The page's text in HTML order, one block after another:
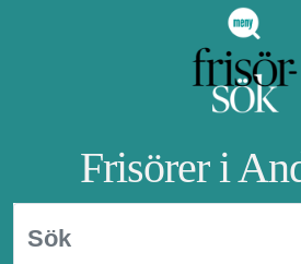
Frisörer i